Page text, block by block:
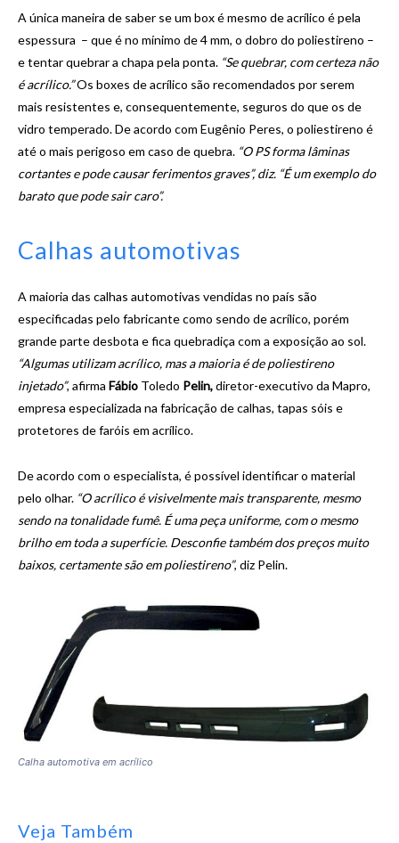
A única maneira de saber se um box é mesmo de acrílico é pela
espessura – que é no mínimo de 4 mm, o dobro do poliestireno –
e tentar quebrar a chapa pela ponta. “Se quebrar, com certeza não
é acrílico.”Os boxes de acrílico são recomendados por serem
mais resistentes e, consequentemente, seguros do que os de
vidro temperado. De acordo com Eugênio Peres, o poliestireno é
até o mais perigoso em caso de quebra. “O PS forma lâminas
cortantes e pode causar ferimentos graves”, diz. “É um exemplo do
barato que pode sair caro”.
Calhas automotivas
A maioria das calhas automotivas vendidas no país são
especificadas pelo fabricante como sendo de acrílico, porém
grande parte desbota e fica quebradiça com a exposição ao sol.
“Algumas utilizam acrílico, mas a maioria é de poliestireno
injetado”, afirma Fábio Toledo Pelin,diretor-executivo da Mapro,
empresa especializada na fabricação de calhas, tapas sóis e
protetores de faróis em acrílico.
De acordo com o especialista, é possível identificar o material
pelo olhar. “O acrílico é visivelmente mais transparente, mesmo
sendo na tonalidade fumê. É uma peça uniforme, com o mesmo
brilho em toda a superfície. Desconfie também dos preços muito
baixos, certamente são em poliestireno”, diz Pelin.
Calha automotiva em acrílico
Veja Também